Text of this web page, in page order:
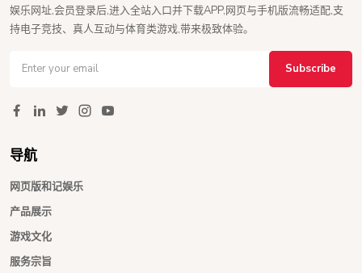
娱乐网址,会员登录后,进入全站入口并下载APP,网页与手机版流畅适配,支
持电子竞技、真人互动与体育类游戏,带来极致体验。
Subscribe
导航
网页版和记娱乐
产品展示
游戏文化
服务宗旨